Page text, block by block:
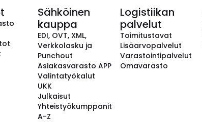
Sähköinen
kauppa
EDI, OVT, XML,
Verkkolasku ja
Punchout
Asiakasvarasto APP
Valintatyökalut
UKK
Julkaisut
Yhteistyökumppanit
A-Z
Logistiikan
palvelut
Toimitustavat
Lisäarvopalvelut
Varastointipalvelut
Omavarasto